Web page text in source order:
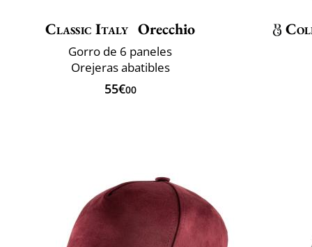
Classic Italy Orecchio
Gorro de 6 paneles
Orejeras abatibles
55€00